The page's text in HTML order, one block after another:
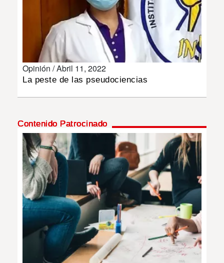
DEPORTES
MUNDO
INSÓLITAS
MULTIMEDIA
IMPRESO
Opinión /Abril 11, 2022
La peste de las pseudociencias
Contenido Patrocinado